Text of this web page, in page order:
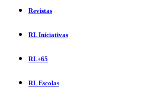
Revistas
RL Iniciativas
RL+65
RL Escolas